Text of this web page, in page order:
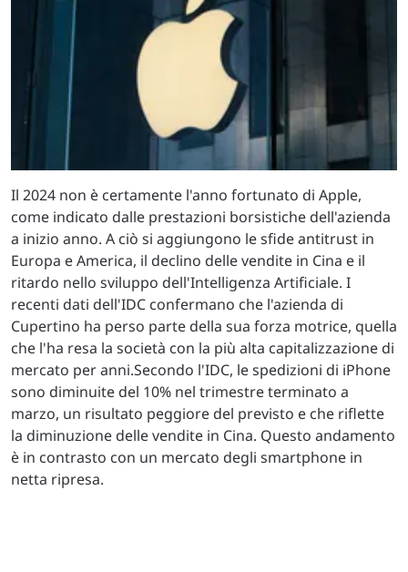
Il 2024 non è certamente l'anno fortunato di Apple,
come indicato dalle prestazioni borsistiche dell'azienda
a inizio anno. A ciò si aggiungono le sfide antitrust in
Europa e America, il declino delle vendite in Cina e il
ritardo nello sviluppo dell'Intelligenza Artificiale. I
recenti dati dell'IDC confermano che l'azienda di
Cupertino ha perso parte della sua forza motrice, quella
che l'ha resa la società con la più alta capitalizzazione di
mercato per anni.Secondo l'IDC, le spedizioni di iPhone
sono diminuite del 10% nel trimestre terminato a
marzo, un risultato peggiore del previsto e che riflette
la diminuzione delle vendite in Cina. Questo andamento
è in contrasto con un mercato degli smartphone in
netta ripresa.